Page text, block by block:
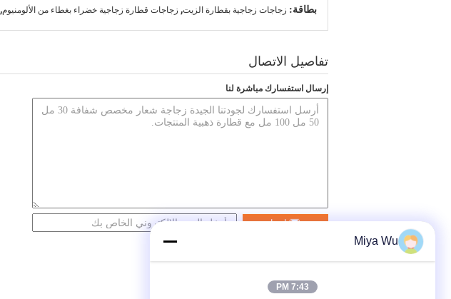
بطاقة: زجاجات زجاجية بقطارة الزيت, زجاجات قطارة زجاجية خضراء بغطاء من الألومنيوم,
تفاصيل الاتصال
إرسال استفسارك مباشرة لنا
اتصل
Miya Wu
7:43 PM